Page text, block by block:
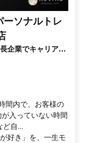
ーソナルトレ
企業でキャリアア
間内で、お客様の
入っていない時間
ど自...
好き」を、一生モ